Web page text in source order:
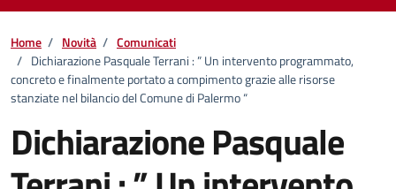
Home / Novità / Comunicati
/ Dichiarazione Pasquale Terrani : ” Un intervento programmato,
concreto e finalmente portato a compimento grazie alle risorse
stanziate nel bilancio del Comune di Palermo “
Dichiarazione Pasquale